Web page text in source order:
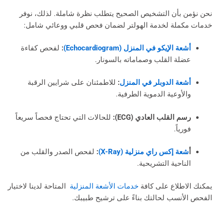
نحن نؤمن بأن التشخيص الصحيح يتطلب نظرة شاملة. لذلك، نوفر
خدمات مكملة لخدمة الهولتر لضمان فحص قلبي ووعائي شامل:
أشعة الإيكو في المنزل (Echocardiogram) : لفحص كفاءة
عضلة القلب وصماماته بالسونار.
أشعة الدوبلر في المنزل: للاطمئنان على شرايين الرقبة
والأوعية الدموية الطرفية.
رسم القلب العادي (ECG):
للحالات التي تحتاج فحصاً سريعاً
فورياً.
أشعة إكس راي منزلية (X-Ray) : لفحص الصدر والقلب من
الناحية التشريحية.
يمكنك الاطلاع على كافة خدمات الأشعة المنزلية المتاحة لدينا لاختيار
الفحص الأنسب لحالتك بناءً على ترشيح طبيبك.